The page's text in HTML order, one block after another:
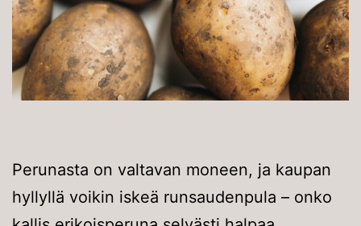
Perunasta on valtavan moneen, ja kaupan
hyllyllä voikin iskeä runsaudenpula – onko